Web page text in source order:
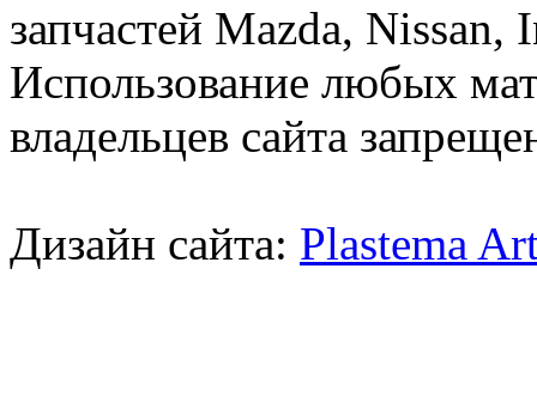
запчастей Mazda,
Использование любых
владельцев сайта
Дизайн сайта: Plastema